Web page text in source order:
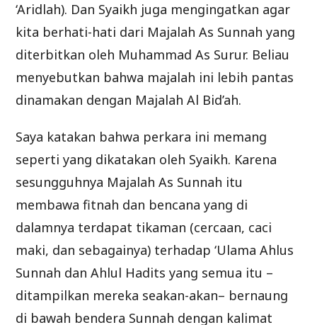
‘Aridlah). Dan Syaikh juga mengingatkan agar
kita berhati-hati dari Majalah As Sunnah yang
diterbitkan oleh Muhammad As Surur. Beliau
menyebutkan bahwa majalah ini lebih pantas
dinamakan dengan Majalah Al Bid’ah.
Saya katakan bahwa perkara ini memang
seperti yang dikatakan oleh Syaikh. Karena
sesungguhnya Majalah As Sunnah itu
membawa fitnah dan bencana yang di
dalamnya terdapat tikaman (cercaan, caci
maki, dan sebagainya) terhadap ‘Ulama Ahlus
Sunnah dan Ahlul Hadits yang semua itu –
ditampilkan mereka seakan-akan– bernaung
di bawah bendera Sunnah dengan kalimat